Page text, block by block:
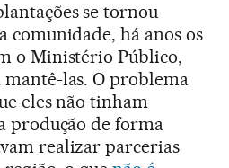
se tornou
comunidade, há anos os
o Ministério Público,
las. O problema
eles não tinham
produção de forma
realizar parcerias